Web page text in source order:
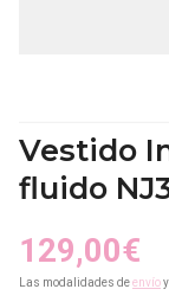
Vestido
fluido
129,00€
Las modalidades deenvío